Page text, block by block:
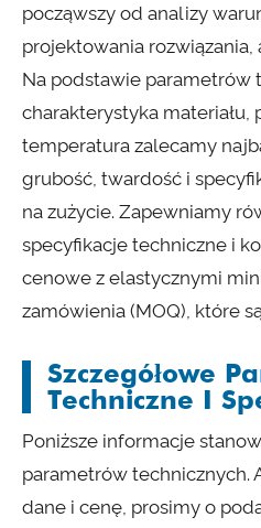
począwszy od analizy
projektowania
Na podstawie parametrów
charakterystyka materiału,
temperatura zalecamy
grubość, twardość i
na zużycie. Zapewniamy
specyfikacje techniczne i
cenowe z elastycznymi
zamówienia (MOQ), które
Szczegółowe
Techniczne I
Poniższe informacje
parametrów technicznych.
dane i cenę, prosimy o